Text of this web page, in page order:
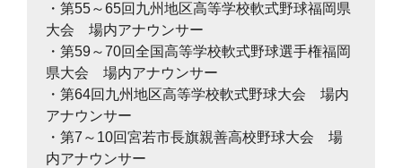
・第55～65回九州地区高等学校軟式野球福岡県
大会 場内アナウンサー
・第59～70回全国高等学校軟式野球選手権福岡
県大会 場内アナウンサー
・第64回九州地区高等学校軟式野球大会 場内
アナウンサー
・第7～10回宮若市長旗親善高校野球大会 場
内アナウンサー